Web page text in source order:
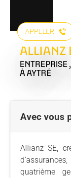
APPELER
ALLIANZ
ENTREPRISE
À AYTRÉ
Avec vous
Allianz SE,
quatrième